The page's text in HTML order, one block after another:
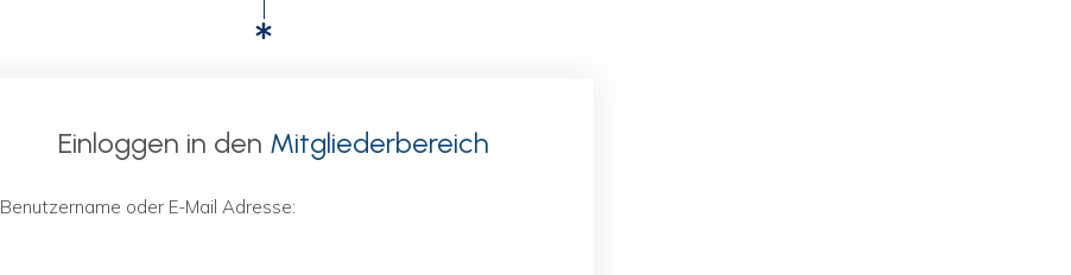
Einloggen in den Mitgliederbereich
Benutzername oder E-Mail Adresse: